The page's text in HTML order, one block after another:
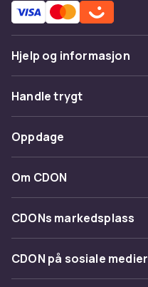
Hjelp og informasjon
Vanlige spørsmål
Spor pakke
Angre & returner her
Kontakt oss
Handle trygt
Betaling
Levering
Tilbakekallinger
Oppdage
Kategorier
Varemerker
Om CDON
Om oss
Kundeanmeldelser
Jobbe på CDON
CDONs markedsplass
Merchant Help Center
CDON på sosiale medier